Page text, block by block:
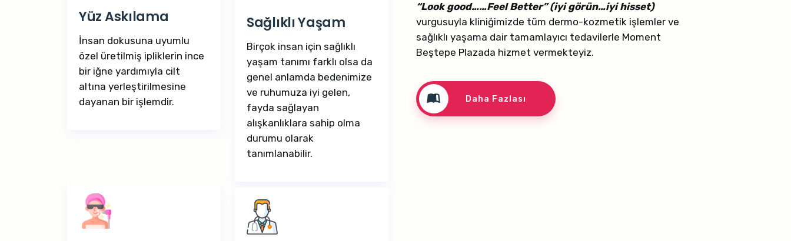
Yüz Askılama
İnsan dokusuna uyumlu
özel üretilmiş ipliklerin ince
bir iğne yardımıyla cilt
altına yerleştirilmesine
dayanan bir işlemdir.
Sağlıklı Yaşam
Birçok insan için sağlıklı
yaşam tanımı farklı olsa da
genel anlamda bedenimize
ve ruhumuza iyi gelen,
fayda sağlayan
alışkanlıklara sahip olma
durumu olarak
tanımlanabilir.
“Look good……Feel Better” (iyi görün…iyi hisset)
vurgusuyla kliniğimizde tüm dermo-kozmetik işlemler ve
sağlıklı yaşama dair tamamlayıcı tedavilerle Moment
Beştepe Plazada hizmet vermekteyiz.
Daha Fazlası